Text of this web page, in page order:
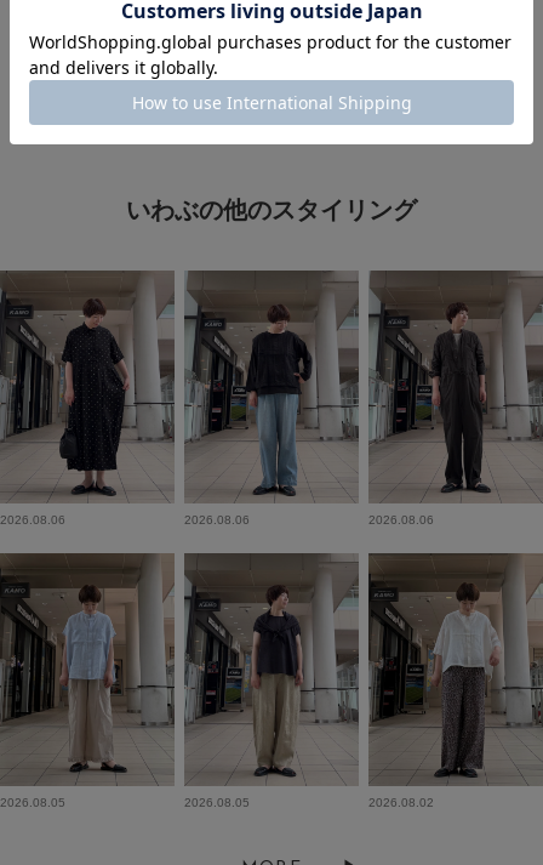
#5月コレ推し #着回し力抜群アイテム
いわぶの他のスタイリング
2026.08.06 2026.08.06 2026.08.06
2026.08.05 2026.08.05 2026.08.02